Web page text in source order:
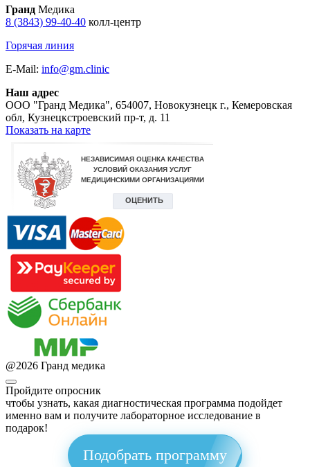
Гранд Медика
8 (3843) 99-40-40 колл-центр
Горячая линия
E-Mail: info@gm.clinic
Наш адрес
ООО "Гранд Медика", 654007, Новокузнецк г., Кемеровская
обл, Кузнецкстроевский пр-т, д. 11
Показать на карте
@2026 Гранд медика
Пройдите опросник
чтобы узнать, какая диагностическая программа подойдет
именно вам и получите лабораторное исследование в
подарок!
Подобрать программу